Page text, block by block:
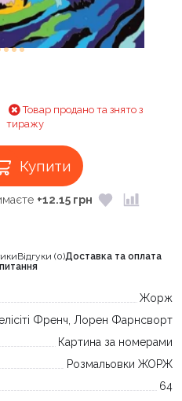
Товар продано та знято з
тиражу
Купити
+12.15 грн
Відгуки (0)Доставка та оплата
Жорж
Френч, Лорен Фарнсворт
Картина за номерами
Розмальовки ЖОРЖ
64